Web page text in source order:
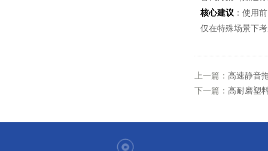
核心建议 ：使用
仅在特殊场景下
上一篇： 高速静音
下一篇： 高耐磨塑